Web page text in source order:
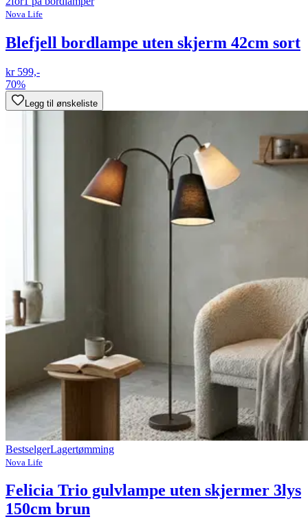
Nova Life
Blefjell bordlampe uten skjerm 42cm sort
kr 599,-
70%
Legg til ønskeliste
BestselgerLagertømming
Nova Life
Felicia Trio gulvlampe uten skjermer 3lys
150cm brun